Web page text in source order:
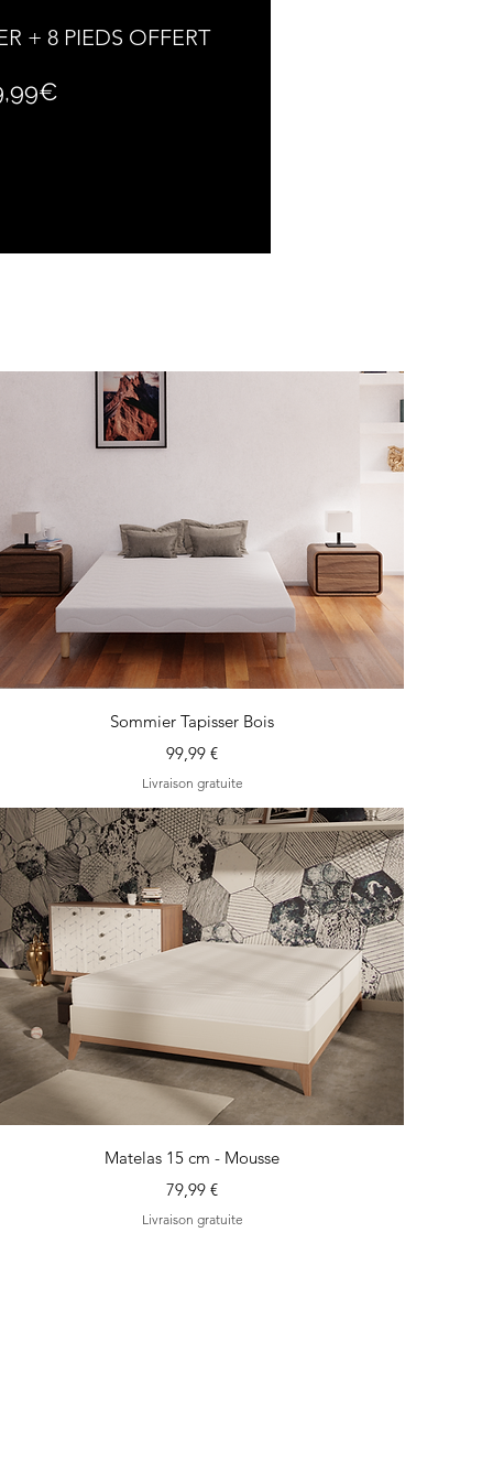
+ 8 PIEDS OFFERT
Aperçu rapide
Sommier Tapisser Bois
Prix
99,99 €
Livraison gratuite
Aperçu rapide
Matelas 15 cm - Mousse
Prix
79,99 €
Livraison gratuite